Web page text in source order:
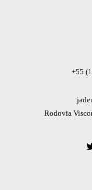
+55
Rodovia